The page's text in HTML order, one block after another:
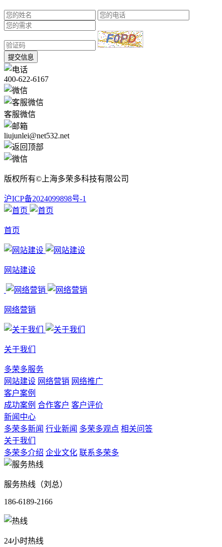
提交信息
400-622-6167
客服微信
liujunlei@net532.net
版权所有©上海多荣多科技有限公司
沪ICP备2024099898号-1
首页
网站建设
网络营销
关于我们
多荣多服务
网站建设 网络营销 网络推广
客户案例
成功案例 合作客户 客户评价
新闻中心
多荣多新闻 行业新闻 多荣多观点 相关问答
关于我们
多荣多介绍 企业文化 联系多荣多
服务热线（刘总）
186-6189-2166
24小时热线